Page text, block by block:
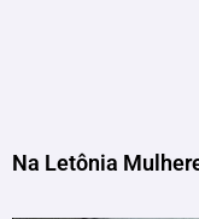
Na Letônia